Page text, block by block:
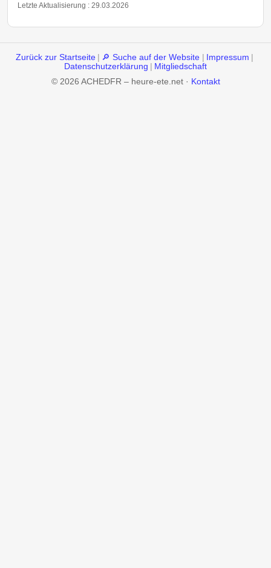
Letzte Aktualisierung : 29.03.2026
Zurück zur Startseite 🔎 Suche auf der Website Impressum
Datenschutzerklärung
Mitgliedschaft
© 2026 ACHEDFR – heure-ete.net · Kontakt